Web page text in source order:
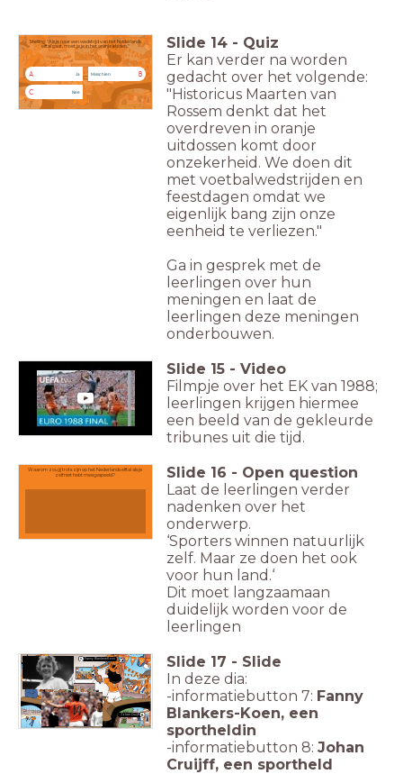
Stelling: "Als je naar een wedstrijd van het Nederlands
elftal gaat, moet je je in het oranje kleden."
A Ja B
Misschien
C Nee
Slide 14 - Quiz
Er kan verder na worden
gedacht over het volgende:
"Historicus Maarten van
Rossem denkt dat het
overdreven in oranje
uitdossen komt door
onzekerheid. We doen dit
met voetbalwedstrijden en
feestdagen omdat we
eigenlijk bang zijn onze
eenheid te verliezen."
Ga in gesprek met de
leerlingen over hun
meningen en laat de
leerlingen deze meningen
onderbouwen.
Slide 15 - Video
Filmpje over het EK van 1988;
leerlingen krijgen hiermee
een beeld van de gekleurde
tribunes uit die tijd.
Waarom zou jij trots zijn op het Nederlands elftal als je
zelf niet hebt meegespeeld?
Slide 16 - Open question
Laat de leerlingen verder
nadenken over het
onderwerp.
‘Sporters winnen natuurlijk
zelf. Maar ze doen het ook
voor hun land.‘
Dit moet langzaamaan
duidelijk worden voor de
leerlingen
Fanny Blankers-Koen
7.
Johan Cruijff 8.
Slide 17 - Slide
In deze dia:
-informatiebutton 7: Fanny
Blankers-Koen, een
sportheldin
-informatiebutton 8: Johan
Cruijff, een sportheld